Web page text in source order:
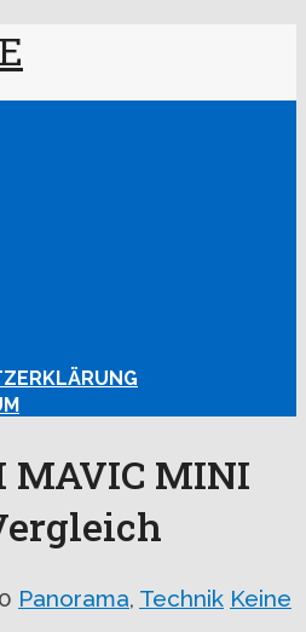
MAVIC MINI
Panorama, Technik Keine